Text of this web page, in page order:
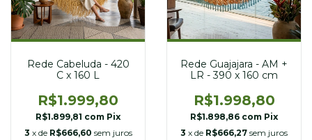
Rede Cabeluda - 420
C x 160 L
R$1.999,80
R$1.899,81 com Pix
3 x de R$666,60 sem juros
Rede Guajajara - AM +
LR - 390 x 160 cm
R$1.998,80
R$1.898,86 com Pix
3 x de R$666,27 sem juros